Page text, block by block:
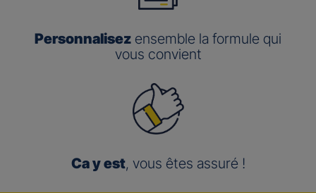
Personnalisez ensemble la formule qui
vous convient
Ca y est, vous êtes assuré !